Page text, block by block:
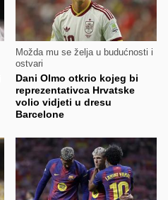
Možda mu se želja u budućnosti i
ostvari
Dani Olmo otkrio kojeg bi
reprezentativca Hrvatske
volio vidjeti u dresu
Barcelone